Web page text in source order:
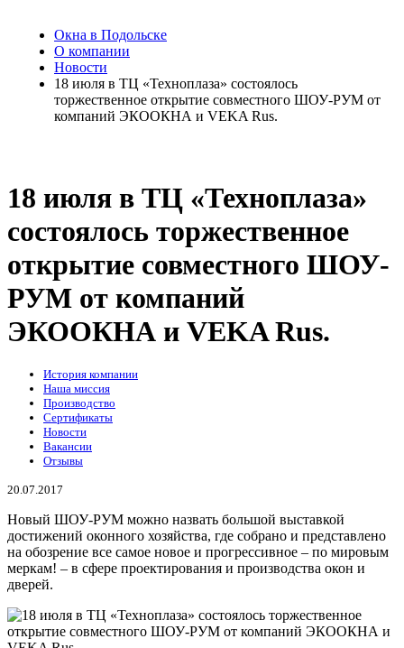
Окна в Подольске
О компании
Новости
18 июля в ТЦ «Техноплаза» состоялось
торжественное открытие совместного ШОУ-РУМ от
компаний ЭКООКНА и VEKA Rus.
18 июля в ТЦ «Техноплаза»
состоялось торжественное
открытие совместного ШОУ-
РУМ от компаний
ЭКООКНА и VEKA Rus.
История компании
Наша миссия
Производство
Сертификаты
Новости
Вакансии
Отзывы
20.07.2017
Новый ШОУ-РУМ можно назвать большой выставкой
достижений оконного хозяйства, где собрано и представлено
на обозрение все самое новое и прогрессивное – по мировым
меркам! – в сфере проектирования и производства окон и
дверей.